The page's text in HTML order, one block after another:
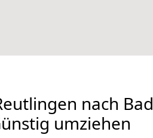
nach Bad
umziehen